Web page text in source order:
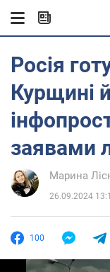
Росія
Курщині
заявами
Марина
26.09.2024
100